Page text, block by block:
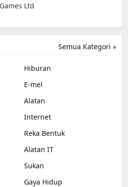
Ltd
Semua Kategori »
Hiburan
E-mel
Alatan
Internet
Reka Bentuk
Alatan IT
Sukan
Gaya Hidup